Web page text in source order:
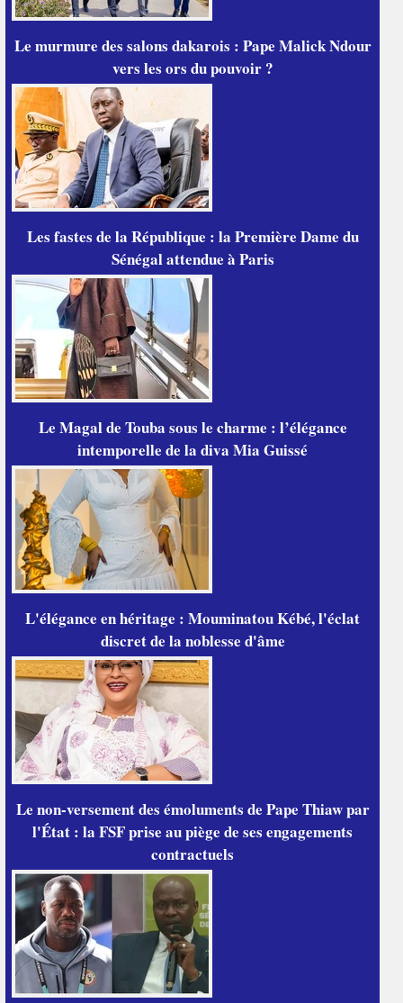
Le murmure des salons dakarois : Pape Malick Ndour
vers les ors du pouvoir ?
Les fastes de la République : la Première Dame du
Sénégal attendue à Paris
Le Magal de Touba sous le charme : l’élégance
intemporelle de la diva Mia Guissé
L'élégance en héritage : Mouminatou Kébé, l'éclat
discret de la noblesse d'âme
Le non-versement des émoluments de Pape Thiaw par
l'État : la FSF prise au piège de ses engagements
contractuels